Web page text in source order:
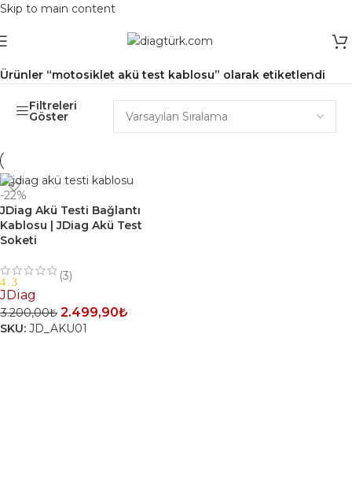
Skip to main content
Ürünler “motosiklet akü test kablosu” olarak etiketlendi
Filtreleri
Göster
-22%
JDiag Akü Testi Bağlantı
Kablosu | JDiag Akü Test
Soketi
4.3 (3)
JDiag
3.200,00₺ 2.499,90₺
SKU: JD_AKU01